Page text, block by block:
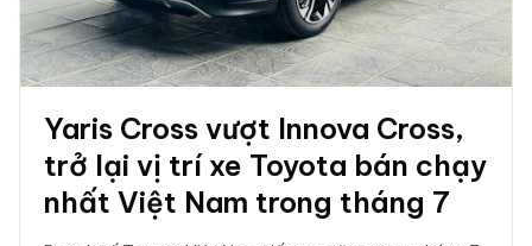
Yaris Cross vượt Innova Cross,
trở lại vị trí xe Toyota bán chạy
nhất Việt Nam trong tháng 7